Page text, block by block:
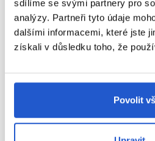
sdílíme se svými partnery pro
analýzy. Partneři tyto údaje
dalšími informacemi, které jste
získali v důsledku toho, že
Povolit
Oficiální distribuce
80g, ovocná
1,6l